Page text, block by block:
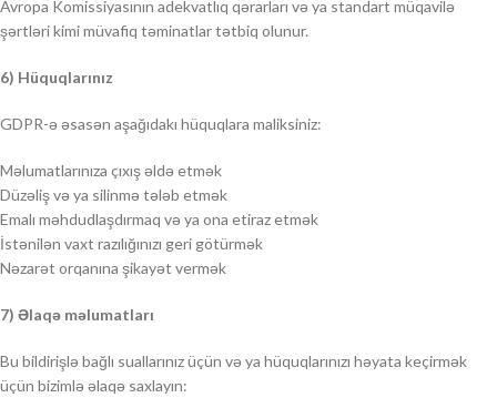
Avropa Komissiyasının adekvatlıq qərarları və ya standart müqavilə
şərtləri kimi müvafiq təminatlar tətbiq olunur.
6) Hüquqlarınız
GDPR-ə əsasən aşağıdakı hüquqlara maliksiniz:
Məlumatlarınıza çıxış əldə etmək
Düzəliş və ya silinmə tələb etmək
Emalı məhdudlaşdırmaq və ya ona etiraz etmək
İstənilən vaxt razılığınızı geri götürmək
Nəzarət orqanına şikayət vermək
7) Əlaqə məlumatları
Bu bildirişlə bağlı suallarınız üçün və ya hüquqlarınızı həyata keçirmək
üçün bizimlə əlaqə saxlayın: